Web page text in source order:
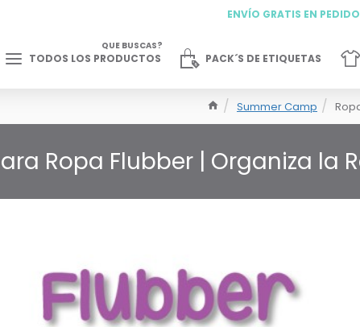
ENVÍO GRATIS EN
TODOS LOS PRODUCTOS
QUE BUSCAS?
PACK´S DE ETIQUETAS
Summer Camp
Ropa Flubber | Organiza la